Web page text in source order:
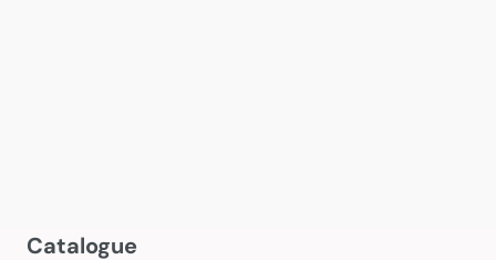
Catalogue